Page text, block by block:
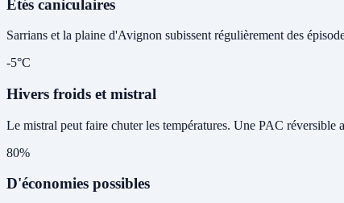
Étés caniculaires
Sarrians et la plaine d'Avignon subissent régulièrement des
-5°C
Hivers froids et mistral
Le mistral peut faire chuter les températures. Une PAC réversible
80%
D'économies possibles